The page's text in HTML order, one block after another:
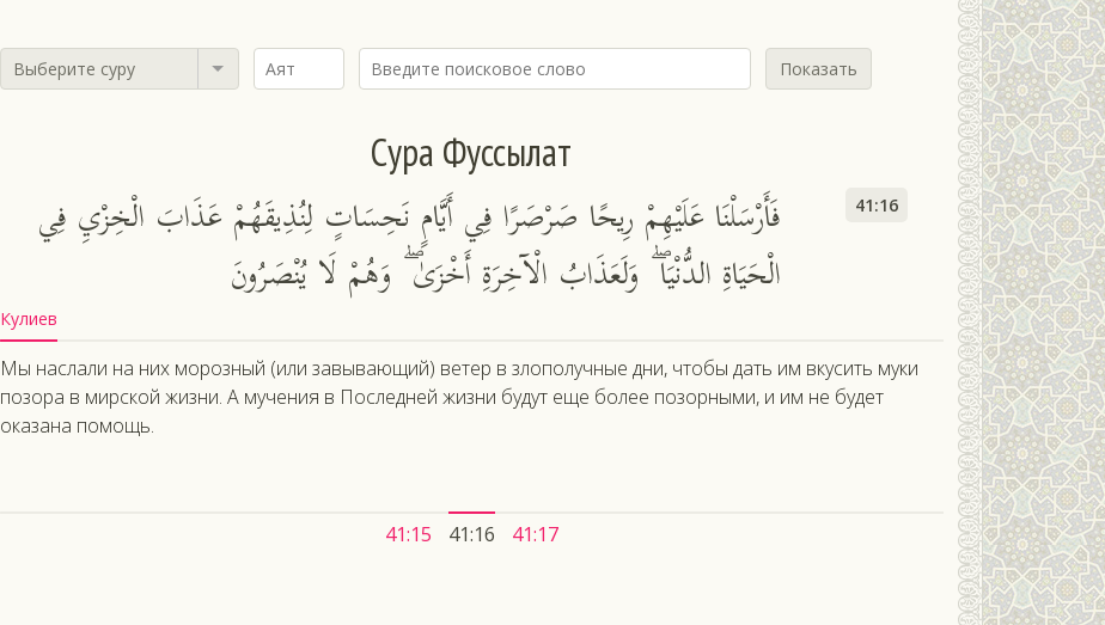
Выберите суру Показать
Сура Фуссылат
فَأَرْسَلْنَا عَلَيْهِمْ رِيحًا صَرْصَرًا فِي أَيَّامٍ نَحِسَاتٍ لِنُذِيقَهُمْ عَذَابَ الْخِزْيِ فِي
الْحَيَاةِ الدُّنْيَا ۖ وَلَعَذَابُ الْآخِرَةِ أَخْزَىٰ ۖ وَهُمْ لَا يُنْصَرُونَ
41:16
Кулиев
Мы наслали на них морозный (или завывающий) ветер в злополучные дни, чтобы дать им вкусить муки
позора в мирской жизни. А мучения в Последней жизни будут еще более позорными, и им не будет
оказана помощь.
41:15 41:16 41:17